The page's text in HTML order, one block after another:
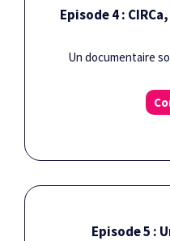
Episode 4 :
Un documentaire
Episode 5 :